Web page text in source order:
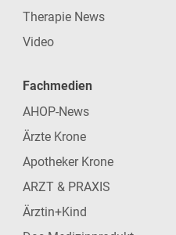
Therapie News
Video
Fachmedien
AHOP-News
Ärzte Krone
Apotheker Krone
ARZT & PRAXIS
Ärztin+Kind